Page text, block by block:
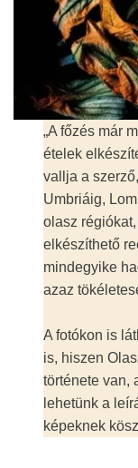
„A főzés már
ételek
vallja a
Umbriáig,
olasz
elkészíthető
mindegyike
azaz
A fotókon is
is, hiszen
története van,
lehetünk a
képeknek